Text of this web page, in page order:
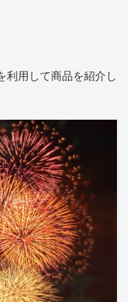
利用して商品を紹介し